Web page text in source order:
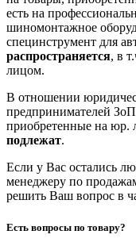
есть на
шиномонтажное
специнструмент для
распространяется, в
лицом.
В отношении
предпринимателей
приобретенные на юр.
подлежат.
Если у Вас остались
менеджеру по
решить Ваш вопрос в
Есть вопросы по товару?